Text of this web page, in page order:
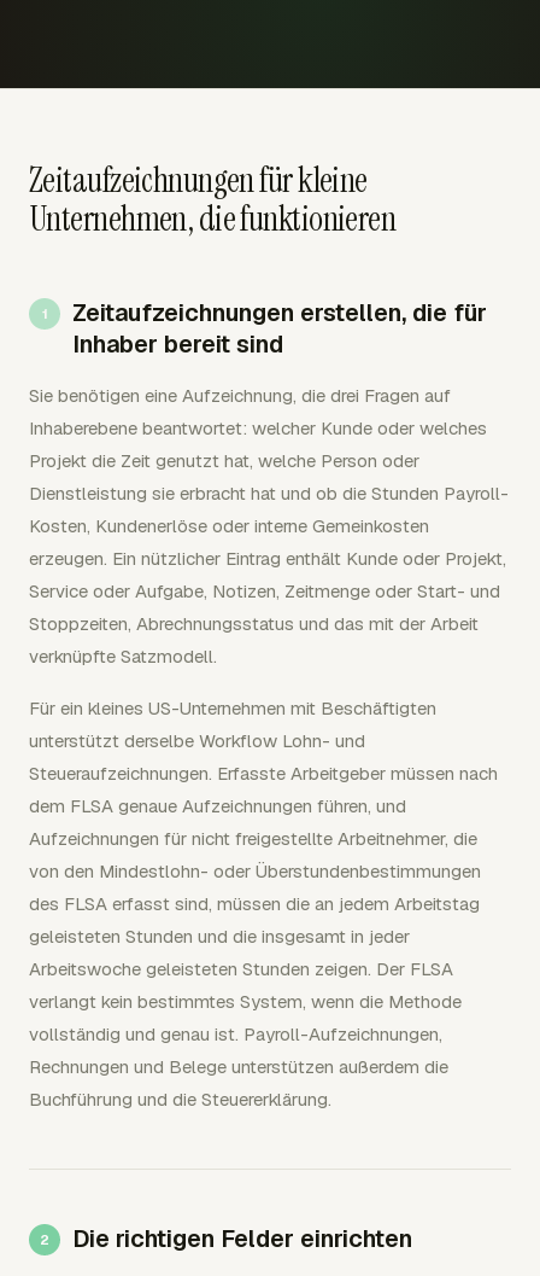
Zeitaufzeichnungen für kleine
Unternehmen, die funktionieren
Zeitaufzeichnungen erstellen, die für
Inhaber bereit sind
Sie benötigen eine Aufzeichnung, die drei Fragen auf
Inhaberebene beantwortet: welcher Kunde oder welches
Projekt die Zeit genutzt hat, welche Person oder
Dienstleistung sie erbracht hat und ob die Stunden Payroll-
Kosten, Kundenerlöse oder interne Gemeinkosten
erzeugen. Ein nützlicher Eintrag enthält Kunde oder Projekt,
Service oder Aufgabe, Notizen, Zeitmenge oder Start- und
Stoppzeiten, Abrechnungsstatus und das mit der Arbeit
verknüpfte Satzmodell.
Für ein kleines US-Unternehmen mit Beschäftigten
unterstützt derselbe Workflow Lohn- und
Steueraufzeichnungen. Erfasste Arbeitgeber müssen nach
dem FLSA genaue Aufzeichnungen führen, und
Aufzeichnungen für nicht freigestellte Arbeitnehmer, die
von den Mindestlohn- oder Überstundenbestimmungen
des FLSA erfasst sind, müssen die an jedem Arbeitstag
geleisteten Stunden und die insgesamt in jeder
Arbeitswoche geleisteten Stunden zeigen. Der FLSA
verlangt kein bestimmtes System, wenn die Methode
vollständig und genau ist. Payroll-Aufzeichnungen,
Rechnungen und Belege unterstützen außerdem die
Buchführung und die Steuererklärung.
Die richtigen Felder einrichten